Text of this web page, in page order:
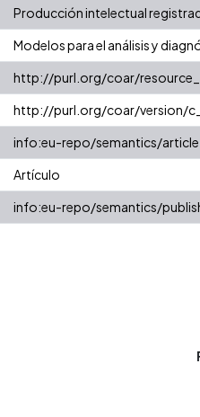
Producción intelectual
Modelos para el análisis y
http://purl.org/coar/
http://purl.org/coar/version/
info:eu-repo/semantics/article
Artículo
info:eu-repo/semantics/